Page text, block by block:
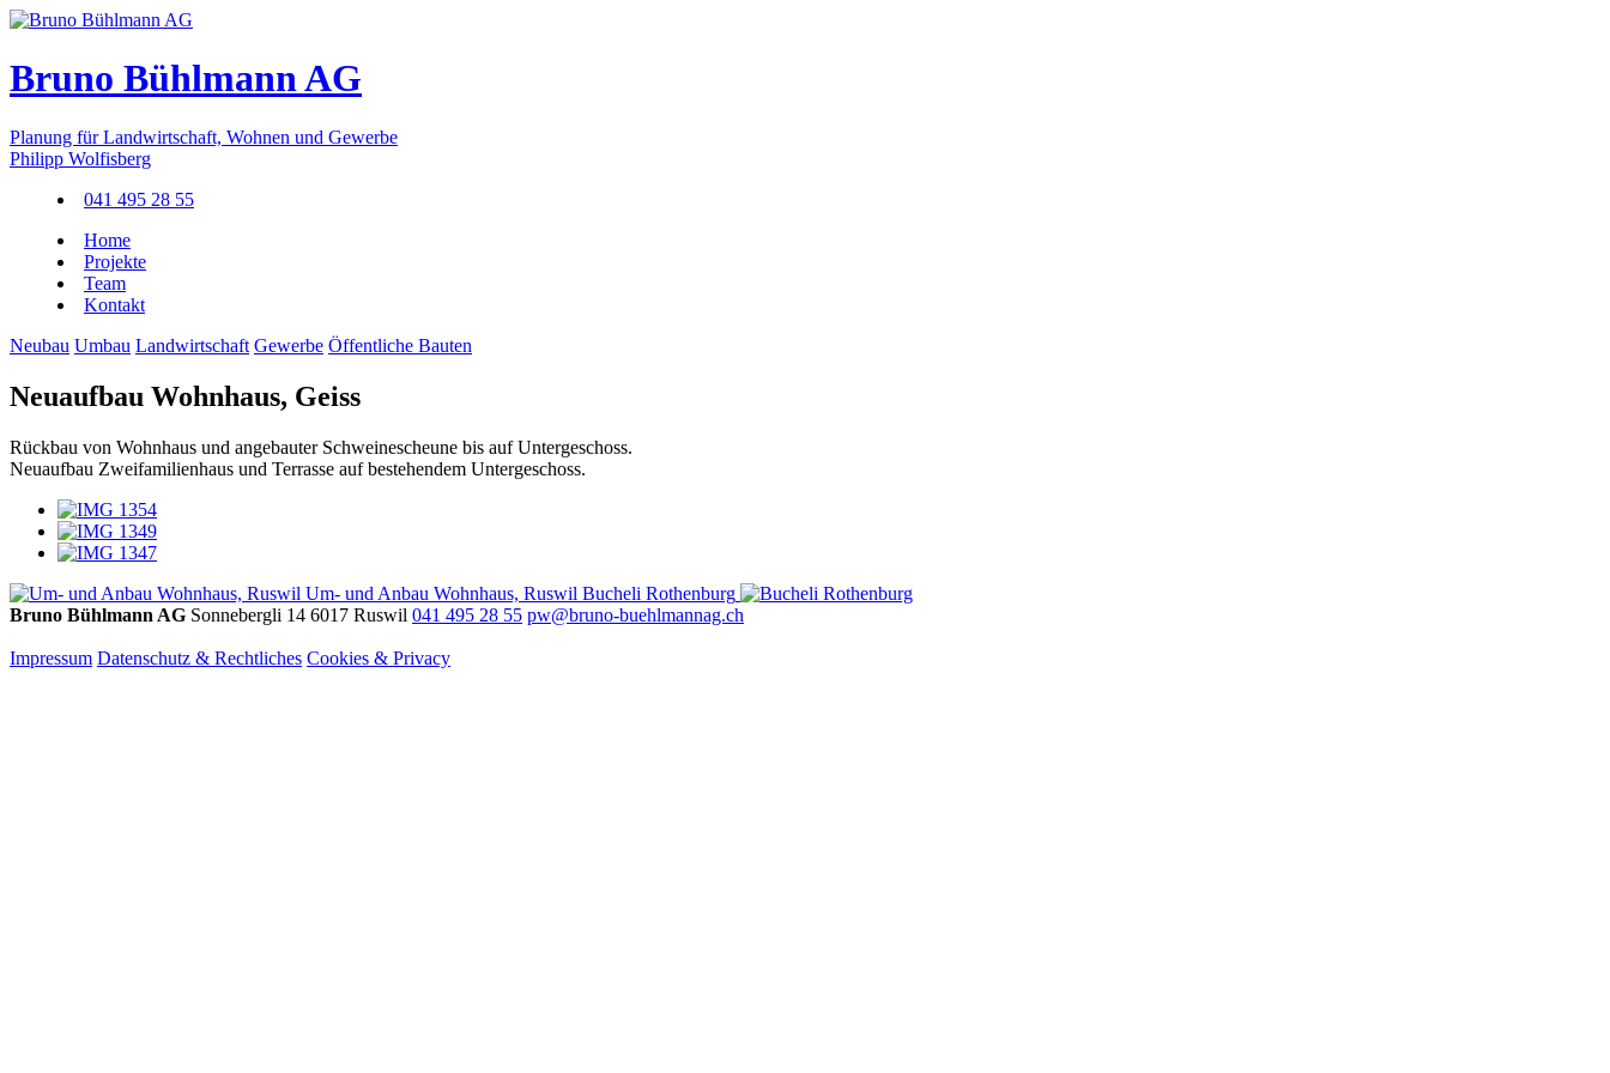
Bruno Bühlmann AG
Planung für Landwirtschaft, Wohnen und Gewerbe
Philipp Wolfisberg
041 495 28 55
Home
Projekte
Team
Kontakt
Neubau Umbau Landwirtschaft Gewerbe Öffentliche Bauten
Neuaufbau Wohnhaus, Geiss
Rückbau von Wohnhaus und angebauter Schweinescheune bis auf Untergeschoss.
Neuaufbau Zweifamilienhaus und Terrasse auf bestehendem Untergeschoss.
Um- und Anbau Wohnhaus, Ruswil Bucheli Rothenburg
Bruno Bühlmann AG Sonnebergli 14 6017 Ruswil 041 495 28 55 pw@bruno-buehlmannag.ch
Impressum Datenschutz & Rechtliches Cookies & Privacy